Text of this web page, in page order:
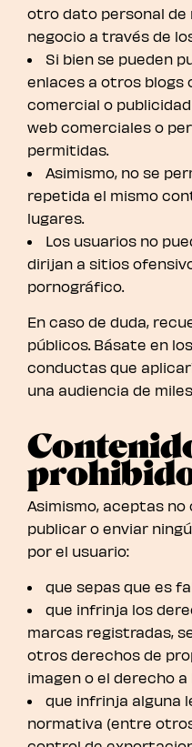
otro dato personal de
negocio a través de
Si bien se pueden
enlaces a otros blogs
comercial o
web comerciales o
permitidas.
Asimismo, no se
repetida el mismo
lugares.
Los usuarios no
dirijan a sitios
pornográfico.
En caso de duda,
públicos. Básate en
conductas que
una audiencia de
Asimismo, aceptas
publicar o enviar
por el usuario:
que sepas que es
que infrinja los
marcas registradas,
otros derechos de
imagen o el derecho
que infrinja alguna
normativa (entre